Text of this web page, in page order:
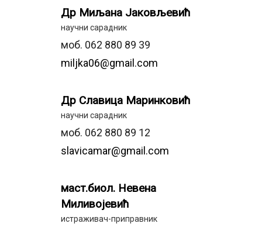
Др Миљана Јаковљевић
научни сарадник
моб. 062 880 89 39
miljka06@gmail.com
Др Славица Маринковић
научни сарадник
моб. 062 880 89 12
slavicamar@gmail.com
маст.биол. Невена
Миливојевић
истраживач-приправник